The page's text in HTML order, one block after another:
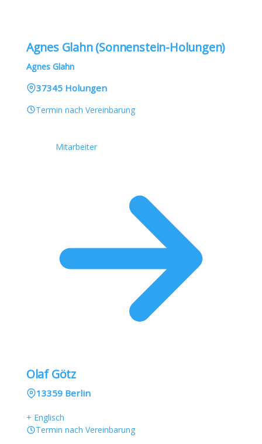
Agnes Glahn (Sonnenstein-Holungen)
Agnes Glahn
37345 Holungen
Termin nach Vereinbarung
Mitarbeiter
Olaf Götz
13359 Berlin
+ Englisch
Termin nach Vereinbarung